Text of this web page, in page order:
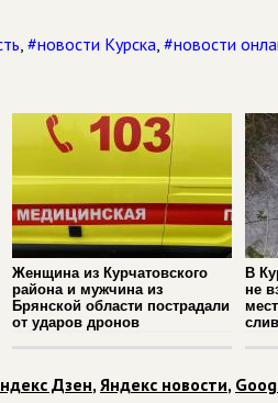
, #новости Курска, #новости
Женщина из Курчатовского
района и мужчина из
Брянской области пострадали
от ударов дронов
В
не
Дзен,Яндекс новости,